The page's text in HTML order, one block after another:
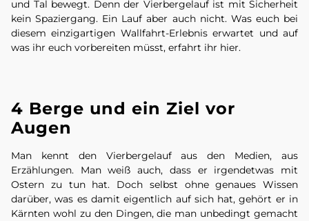
und Tal bewegt. Denn der Vierbergelauf ist mit Sicherheit
kein Spaziergang. Ein Lauf aber auch nicht. Was euch bei
diesem einzigartigen Wallfahrt-Erlebnis erwartet und auf
was ihr euch vorbereiten müsst, erfahrt ihr hier.
4 Berge und ein Ziel vor
Augen
Man kennt den Vierbergelauf aus den Medien, aus
Erzählungen. Man weiß auch, dass er irgendetwas mit
Ostern zu tun hat. Doch selbst ohne genaues Wissen
darüber, was es damit eigentlich auf sich hat, gehört er in
Kärnten wohl zu den Dingen, die man unbedingt gemacht